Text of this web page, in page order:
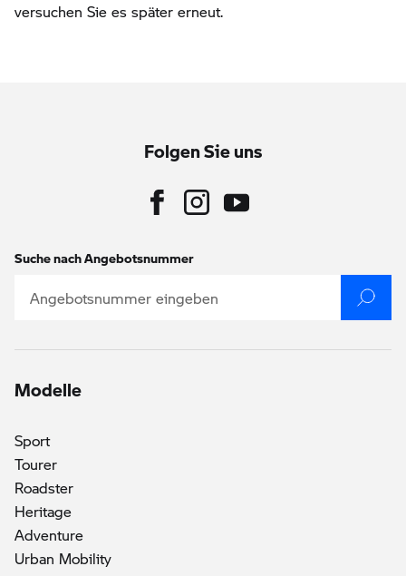
versuchen Sie es später erneut.
Folgen Sie uns
Suche nach Angebotsnummer
Modelle
Sport
Tourer
Roadster
Heritage
Adventure()
Urban Mobility